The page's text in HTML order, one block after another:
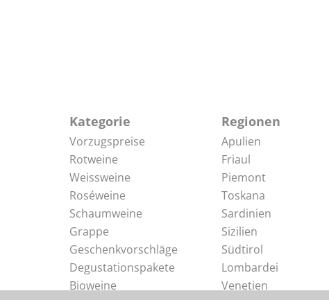
Kategorie
Vorzugspreise
Rotweine
Weissweine
Roséweine
Schaumweine
Grappe
Geschenkvorschläge
Degustationspakete
Bioweine
Regionen
Apulien
Friaul
Piemont
Toskana
Sardinien
Sizilien
Südtirol
Lombardei
Venetien